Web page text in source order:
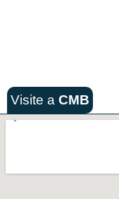
Visite a CMB